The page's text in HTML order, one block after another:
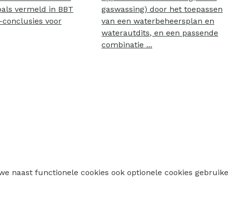
gaswassing) door het toepassen
van een waterbeheersplan en
waterautdits, en een passende
combinatie ...
vermeld in BBT
conclusies voor
naast functionele cookies ook optionele cookies